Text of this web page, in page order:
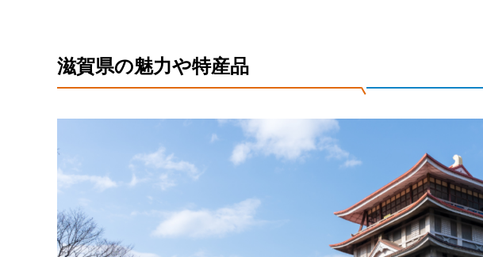
滋賀県の魅力や特産品